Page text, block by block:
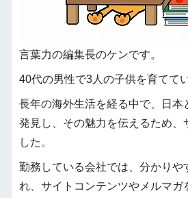
言葉力の編集長のケンです。
40代の男性で3人の子供を育てて
長年の海外生活を経る中で、日本
発見し、その魅力を伝えるため、
した。
勤務している会社では、分かりや
れ、サイトコンテンツやメルマガ